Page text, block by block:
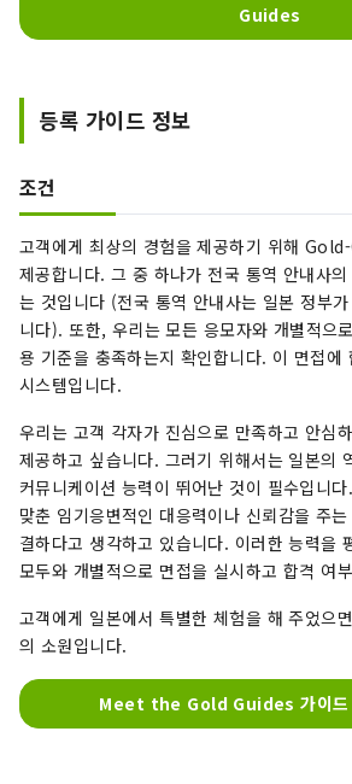
Guides
등록 가이드 정보
조건
고객에게 최상의 경험을 제공하기 위해
제공합니다. 그 중 하나가 전국 통역 안내사
는 것입니다 (전국 통역 안내사는 일본 정부
니다). 또한, 우리는 모든 응모자와 개별적으
용 기준을 충족하는지 확인합니다. 이 면접에
시스템입니다.
우리는 고객 각자가 진심으로 만족하고 안심
제공하고 싶습니다. 그러기 위해서는 일본의
커뮤니케이션 능력이 뛰어난 것이 필수입니
맞춘 임기응변적인 대응력이나 신뢰감을 주
결하다고 생각하고 있습니다. 이러한 능력을
모두와 개별적으로 면접을 실시하고 합격 여
고객에게 일본에서 특별한 체험을 해 주었으
의 소원입니다.
Meet the Gold Guides 가이드